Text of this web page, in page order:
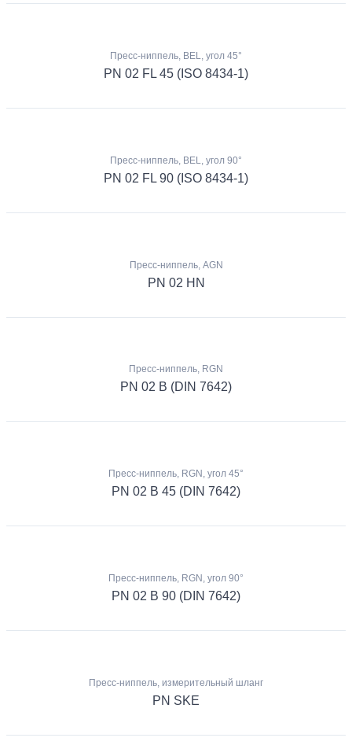
Пресс-ниппель, BEL, угол 45°
PN 02 FL 45 (ISO 8434-1)
Пресс-ниппель, BEL, угол 90°
PN 02 FL 90 (ISO 8434-1)
Пресс-ниппель, AGN
PN 02 HN
Пресс-ниппель, RGN
PN 02 B (DIN 7642)
Пресс-ниппель, RGN, угол 45°
PN 02 B 45 (DIN 7642)
Пресс-ниппель, RGN, угол 90°
PN 02 B 90 (DIN 7642)
Пресс-ниппель, измерительный шланг
PN SKE